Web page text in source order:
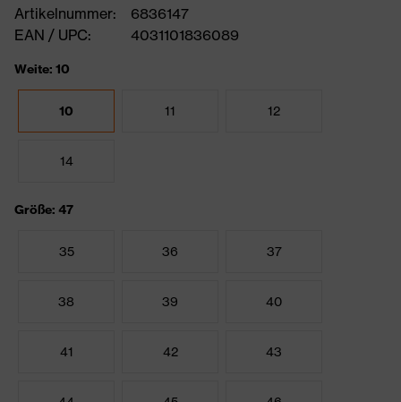
Artikelnummer:
6836147
EAN / UPC:
4031101836089
Weite: 10
10 11 12
14
Größe: 47
35 36 37
38 39 40
41 42 43